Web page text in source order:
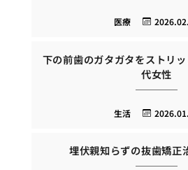
医療
下の前歯のガタガタをストリ
代女性
生活
埋伏親知らずの抜歯矯正